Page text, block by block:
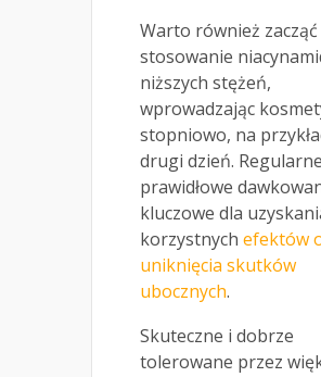
Warto również zacząć
stosowanie
niższych stężeń,
wprowadzając
stopniowo, na
drugi dzień.
prawidłowe
kluczowe dla
korzystnych efektów
uniknięcia skutków
ubocznych.
Skuteczne i dobrze
tolerowane przez